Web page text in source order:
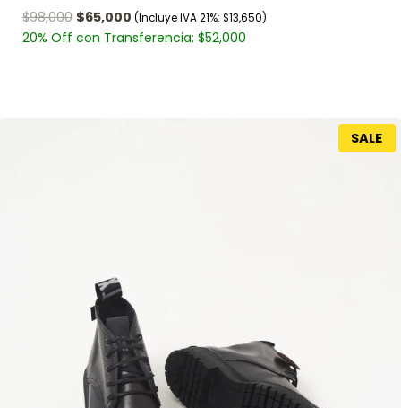
$98,000 $65,000 (Incluye IVA 21%: $13,650)
20% Off con Transferencia: $52,000
SALE